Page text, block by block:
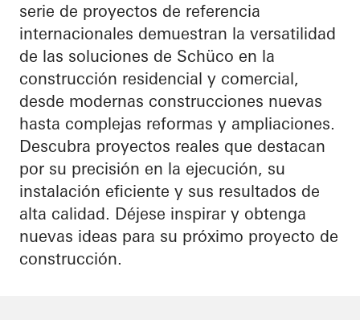
serie de proyectos de referencia
internacionales demuestran la versatilidad
de las soluciones de Schüco en la
construcción residencial y comercial,
desde modernas construcciones nuevas
hasta complejas reformas y ampliaciones.
Descubra proyectos reales que destacan
por su precisión en la ejecución, su
instalación eficiente y sus resultados de
alta calidad. Déjese inspirar y obtenga
nuevas ideas para su próximo proyecto de
construcción.